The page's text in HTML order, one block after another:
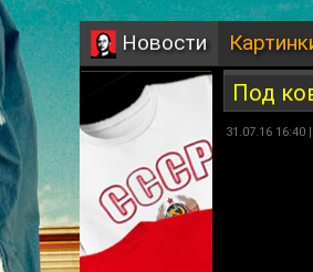
Новости
Под
31.07.16 16:40 |